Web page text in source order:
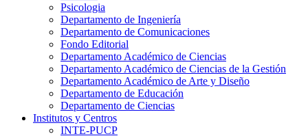
Psicologia
Departamento de Ingeniería
Departamento de Comunicaciones
Fondo Editorial
Departamento Académico de Ciencias
Departamento Académico de Ciencias de la Gestión
Departamento Académico de Arte y Diseño
Departamento de Educación
Departamento de Ciencias
Institutos y Centros
INTE-PUCP